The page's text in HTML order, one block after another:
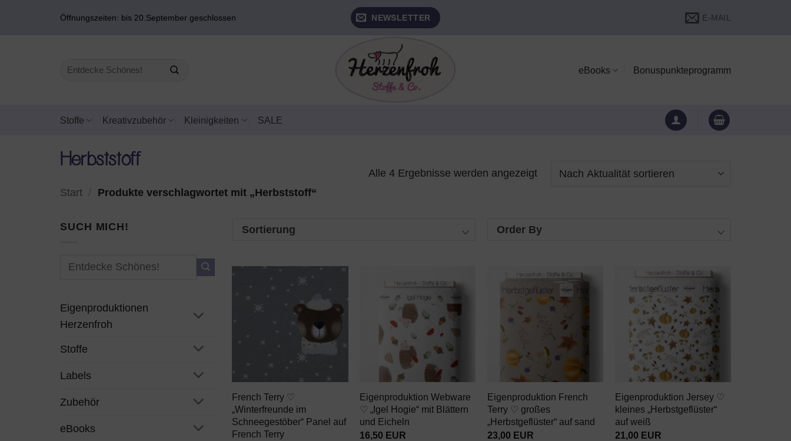
Öffnungszeiten: bis 20.September geschlossen NEWSLETTER E-MAIL
Suchen
eBooks Bonuspunkteprogramm
Stoffe Kreativzubehör Kleinigkeiten SALE
Herbststoff
Start Produkte verschlagwortet mit „Herbststoff“
Alle 4 Ergebnisse werden angezeigtNach
SUCH MICH!
Suchen
Eigenproduktionen
Herzenfroh
Stoffe
Labels
Zubehör
eBooks
Sortierung Order By
AUF DEN
WUNSCHZETTEL
French Terry ♡
„Winterfreunde im
Schneegestöber“ Panel auf
French Terry
AUF DEN
WUNSCHZETTEL
Eigenproduktion Webware
♡ „Igel Hogie“ mit Blättern
und Eicheln
16,50 EUR
AUF DEN
WUNSCHZETTEL
Eigenproduktion French
Terry ♡ großes
„Herbstgeflüster“ auf sand
23,00 EUR
AUF DEN
WUNSCHZETTEL
+
Eigenproduktion Jersey ♡
kleines „Herbstgeflüster“
auf weiß
21,00 EUR